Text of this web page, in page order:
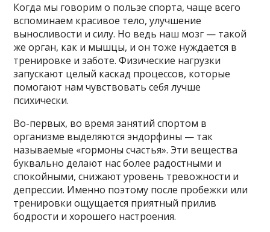
Когда мы говорим о пользе спорта, чаще всего
вспоминаем красивое тело, улучшение
выносливости и силу. Но ведь наш мозг — такой
же орган, как и мышцы, и он тоже нуждается в
тренировке и заботе. Физические нагрузки
запускают целый каскад процессов, которые
помогают нам чувствовать себя лучше
психически.
Во-первых, во время занятий спортом в
организме выделяются эндорфины — так
называемые «гормоны счастья». Эти вещества
буквально делают нас более радостными и
спокойными, снижают уровень тревожности и
депрессии. Именно поэтому после пробежки или
тренировки ощущается приятный прилив
бодрости и хорошего настроения.